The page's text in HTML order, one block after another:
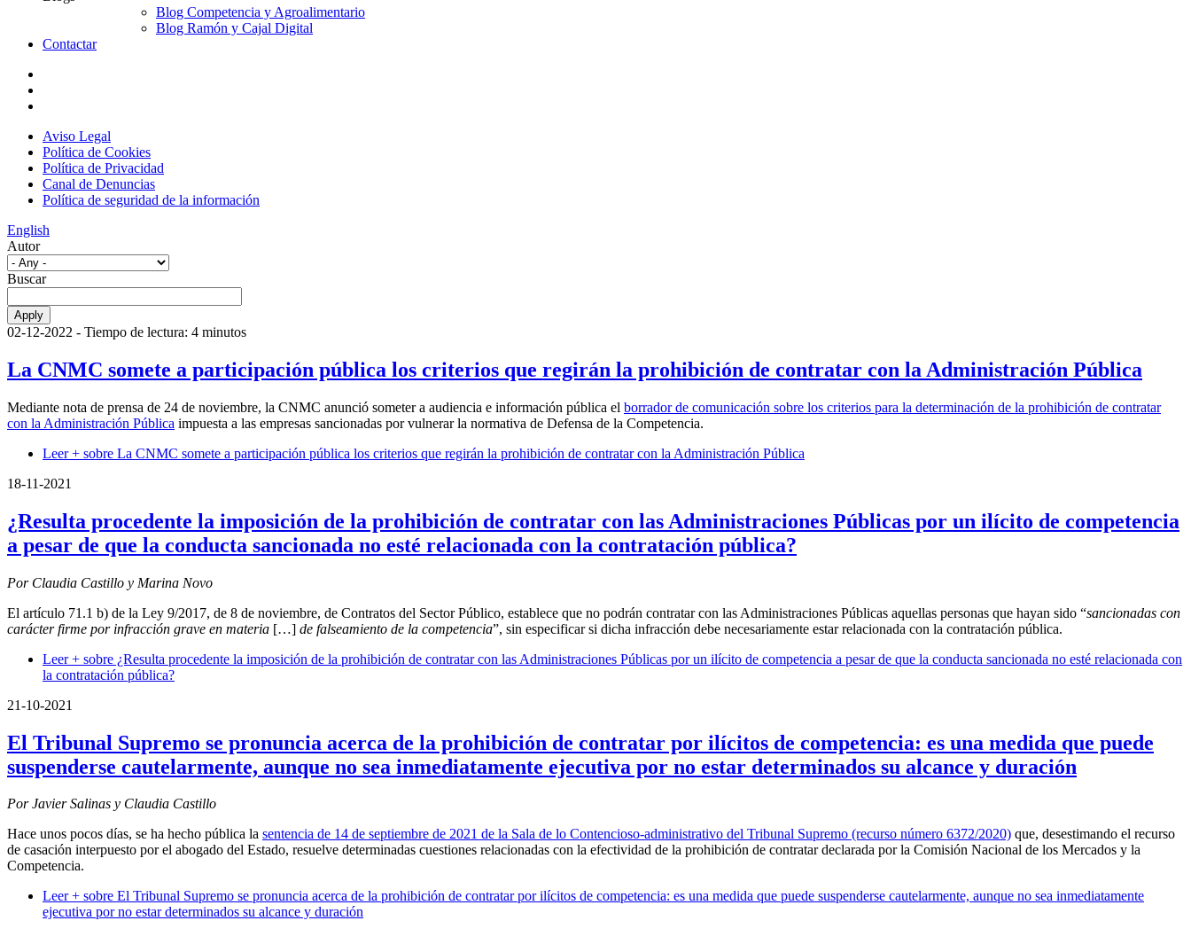
Blog Competencia y Agroalimentario
Blog Ramón y Cajal Digital
Contactar
Aviso Legal
Política de Cookies
Política de Privacidad
Canal de Denuncias
Política de seguridad de la información
English
Autor
Buscar
02-12-2022 - Tiempo de lectura: 4 minutos
La CNMC somete a participación pública los criterios que regirán la prohibición de contratar con la Administración Pública
Mediante nota de prensa de 24 de noviembre, la CNMC anunció someter a audiencia e información pública el borrador de comunicación sobre los criterios para la determinación de la prohibición de contratar
con la Administración Pública impuesta a las empresas sancionadas por vulnerar la normativa de Defensa de la Competencia.
Leer + sobre La CNMC somete a participación pública los criterios que regirán la prohibición de contratar con la Administración Pública
18-11-2021
¿Resulta procedente la imposición de la prohibición de contratar con las Administraciones Públicas por un ilícito de competencia
a pesar de que la conducta sancionada no esté relacionada con la contratación pública?
Por Claudia Castillo y Marina Novo
El artículo 71.1 b) de la Ley 9/2017, de 8 de noviembre, de Contratos del Sector Público, establece que no podrán contratar con las Administraciones Públicas aquellas personas que hayan sido “sancionadas con
carácter firme por infracción grave en materia […] de falseamiento de la competencia”, sin especificar si dicha infracción debe necesariamente estar relacionada con la contratación pública.
Leer + sobre ¿Resulta procedente la imposición de la prohibición de contratar con las Administraciones Públicas por un ilícito de competencia a pesar de que la conducta sancionada no esté relacionada con
la contratación pública?
21-10-2021
El Tribunal Supremo se pronuncia acerca de la prohibición de contratar por ilícitos de competencia: es una medida que puede
suspenderse cautelarmente, aunque no sea inmediatamente ejecutiva por no estar determinados su alcance y duración
Por Javier Salinas y Claudia Castillo
Hace unos pocos días, se ha hecho pública la sentencia de 14 de septiembre de 2021 de la Sala de lo Contencioso-administrativo del Tribunal Supremo (recurso número 6372/2020) que, desestimando el recurso
de casación interpuesto por el abogado del Estado, resuelve determinadas cuestiones relacionadas con la efectividad de la prohibición de contratar declarada por la Comisión Nacional de los Mercados y la
Competencia.
Leer + sobre El Tribunal Supremo se pronuncia acerca de la prohibición de contratar por ilícitos de competencia: es una medida que puede suspenderse cautelarmente, aunque no sea inmediatamente
ejecutiva por no estar determinados su alcance y duración